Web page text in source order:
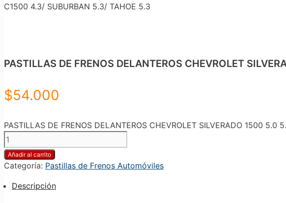
C1500 4.3/ SUBURBAN 5.3/ TAHOE 5.3
PASTILLAS DE FRENOS DELANTEROS CHEVROLET
$54.000
PASTILLAS DE FRENOS DELANTEROS CHEVROLET SILVERADO 1500
Añadir al carrito
Categoría: Pastillas de Frenos Automóviles
Descripción